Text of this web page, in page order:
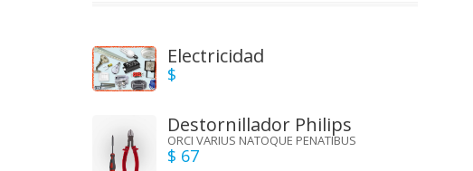
Electricidad
$
Destornillador Philips
ORCI VARIUS NATOQUE PENATIBUS
$ 67